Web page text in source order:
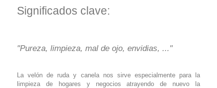
Significados clave:
"Pureza, limpieza, mal de ojo, envidias, ..."
La velón de ruda y canela nos sirve especialmente para la
limpieza de hogares y negocios atrayendo de nuevo la